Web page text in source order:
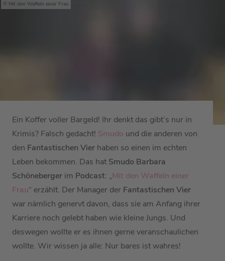
Mit den Waffeln einer Frau
Ein Koffer voller Bargeld! Ihr denkt das gibt’s nur in
Krimis? Falsch gedacht! Smudo und die anderen von
den Fantastischen Vier haben so einen im echten
Leben bekommen. Das hat Smudo Barbara
Schöneberger im Podcast: „Mit den Waffeln einer
Frau“ erzählt. Der Manager der Fantastischen Vier
war nämlich genervt davon, dass sie am Anfang ihrer
Karriere noch gelebt haben wie kleine Jungs. Und
deswegen wollte er es ihnen gerne veranschaulichen
wollte. Wir wissen ja alle: Nur bares ist wahres!